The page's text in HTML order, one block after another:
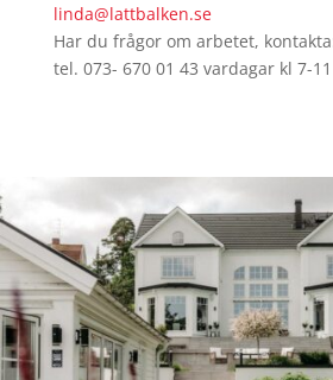
linda@lattbalken.se
Har du frågor om arbetet,
tel. 073- 670 01 43 vardagar kl 7-11